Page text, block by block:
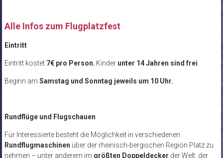
Alle Infos zum Flugplatzfest
Eintritt
Eintritt kostet7€ pro Person; Kinder unter 14 Jahren sind frei
Beginn am Samstag und Sonntag jeweils um 10 Uhr.
Rundflüge und Flugschauen
Für Interessierte besteht die Möglichkeit in verschiedenen
Rundflugmaschinen über der rheinisch-bergischen Region Platz zu
nehmen – unter anderem im größten Doppeldecker der Welt, der